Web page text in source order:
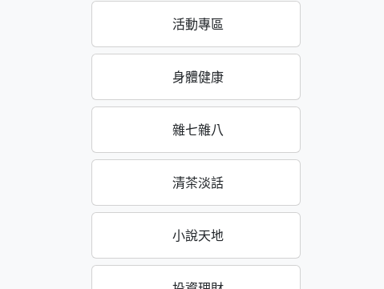
活動專區
身體健康
雜七雜八
清茶淡話
小說天地